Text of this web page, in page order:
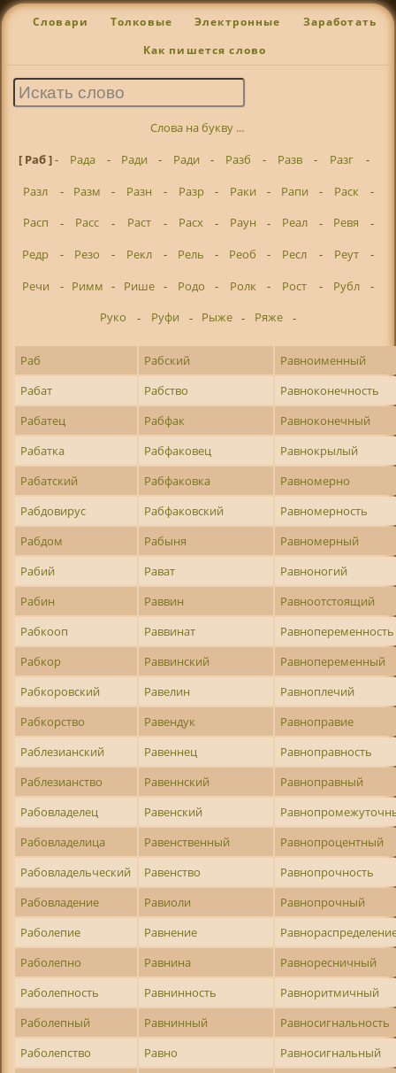
Словари Толковые Электронные Заработать
Как пишется слово
Слова на букву ...
[ Раб ]- Рада - Ради - Ради - Разб - Разв - Разг
-
Разл
- Разм - Разн - Разр - Раки - Рапи - Раск
-
Расп
- Расс - Раст - Расх - Раун - Реал - Ревя
-
Редр
- Резо - Рекл - Рель - Реоб - Ресл - Реут
-
Речи
- Римм - Рише - Родо - Ролк - Рост - Рубл
-
Руко
- Руфи - Рыже - Ряже -
Раб Рабский
Равноименный
Рабат
Рабство
Равноконечность
Рабатец
Рабфак
Равноконечный
Рабатка
Рабфаковец
Равнокрылый
Рабатский
Рабфаковка
Равномерно
Рабдовирус
Рабфаковский
Равномерность
Рабдом
Рабыня
Равномерный
Рабий
Рават
Равноногий
Рабин
Раввин
Равноотстоящий
Рабкооп
Раввинат
Равнопеременность
Рабкор
Раввинский
Равнопеременный
Рабкоровский
Равелин
Равноплечий
Рабкорство
Равендук
Равноправие
Раблезианский
Равеннец
Равноправность
Раблезианство
Равеннский
Равноправный
Рабовладелец
Равенский
Рабовладелица
Равенственный
Равнопроцентный
Рабовладельческий
Равенство
Равнопрочность
Рабовладение
Равиоли
Равнопрочный
Раболепие
Равнение
Раболепно
Равнина
Равноресничный
Раболепность
Равнинность
Равноритмичный
Раболепный
Равнинный
Равносигнальность
Раболепство
Равно
Равносигнальный